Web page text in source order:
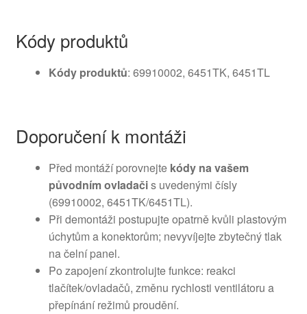
Kódy produktů
Kódy produktů: 69910002, 6451TK, 6451TL
Doporučení k montáži
Před montáží porovnejte kódy na vašem
původním ovladačis uvedenými čísly
(69910002, 6451TK/6451TL).
Při demontáži postupujte opatrně kvůli plastovým
úchytům a konektorům; nevyvíjejte zbytečný tlak
na čelní panel.
Po zapojení zkontrolujte funkce: reakci
tlačítek/ovladačů, změnu rychlosti ventilátoru a
přepínání režimů proudění.